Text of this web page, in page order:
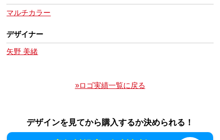
マルチカラー
デザイナー
矢野 美緒
»ロゴ実績一覧に戻る
デザインを見てから購入するか決められる！